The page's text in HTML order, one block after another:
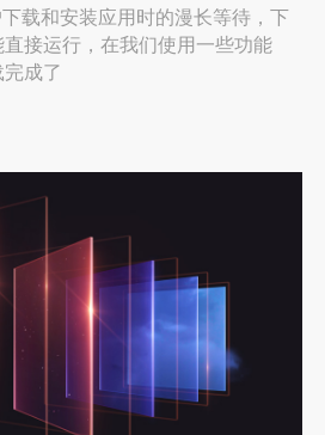
载和安装应用时的漫长等待，下
接运行，在我们使用一些功能
成了